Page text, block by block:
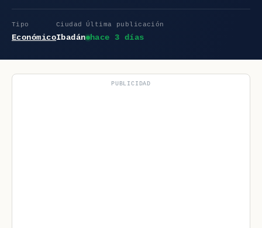
Tipo
Económico
Ciudad
Ibadán
Última publicación
hace 3 días
PUBLICIDAD